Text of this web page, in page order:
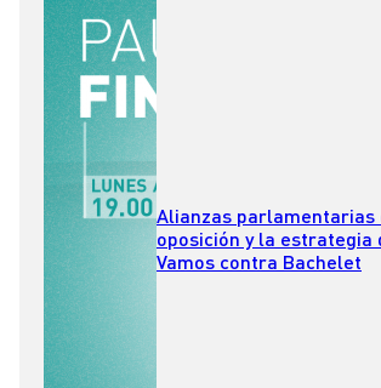
Alianzas parlamentarias
oposición y la estrategia
Vamos contra Bachelet